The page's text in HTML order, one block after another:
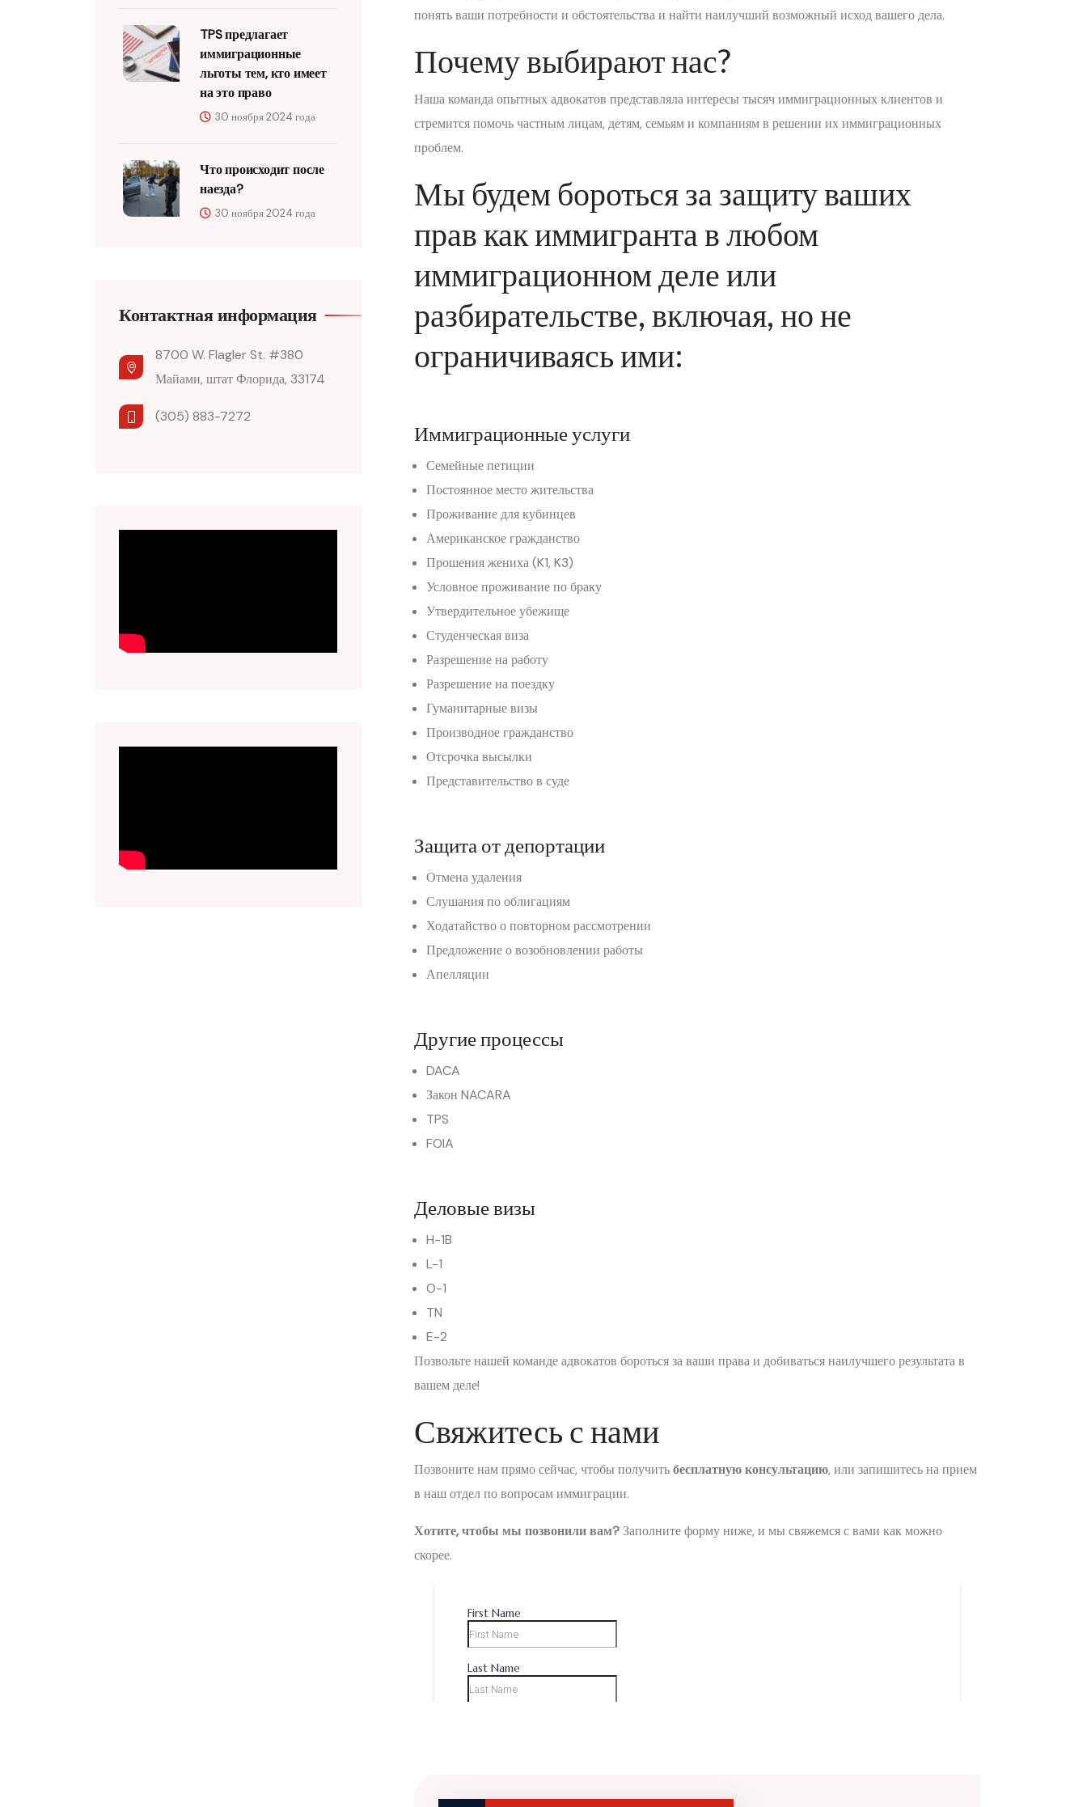
понять ваши потребности и обстоятельства и найти наилучший возможный исход вашего дела.
Почему выбирают нас?
Наша команда опытных адвокатов представляла интересы тысяч иммиграционных клиентов и
стремится помочь частным лицам, детям, семьям и компаниям в решении их иммиграционных
проблем.
Мы будем бороться за защиту ваших
прав как иммигранта в любом
иммиграционном деле или
разбирательстве, включая, но не
ограничиваясь ими:
Иммиграционные услуги
Семейные петиции
Постоянное место жительства
Проживание для кубинцев
Американское гражданство
Прошения жениха (K1, K3)
Условное проживание по браку
Утвердительное убежище
Студенческая виза
Разрешение на работу
Разрешение на поездку
Гуманитарные визы
Производное гражданство
Отсрочка высылки
Представительство в суде
Защита от депортации
Отмена удаления
Слушания по облигациям
Ходатайство о повторном рассмотрении
Предложение о возобновлении работы
Апелляции
Другие процессы
DACA
Закон NACARA
TPS
FOIA
Деловые визы
H-1B
L-1
O-1
TN
E-2
Позвольте нашей команде адвокатов бороться за ваши права и добиваться наилучшего результата в
вашем деле!
Свяжитесь с нами
Позвоните нам прямо сейчас, чтобы получитьбесплатную консультацию, или запишитесь на прием
в наш отдел по вопросам иммиграции.
Хотите, чтобы мы позвонили вам?Заполните форму ниже, и мы свяжемся с вами как можно
скорее.
TPS предлагает
иммиграционные
льготы тем, кто имеет
на это право
30 ноября 2024 года
Что происходит после
наезда?
30 ноября 2024 года
Контактная информация
8700 W. Flagler St. #380
Майами, штат Флорида, 33174
(305) 883-7272